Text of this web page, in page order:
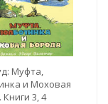
Муфта,
и Моховая
3, 4